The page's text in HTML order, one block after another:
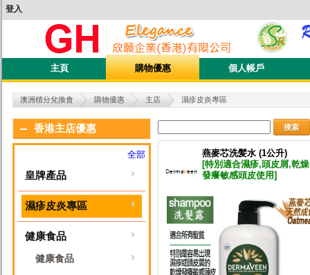
登入
主頁 購物優惠 個人帳戶
澳洲積分兌換會 購物優惠 主店 濕疹皮炎專區
香港主店優惠
全部
皇牌產品
濕疹皮炎專區
健康食品
健康食品
搜索
燕麥芯洗髪水 (1公升)
[特別適合濕疹,頭皮屑,乾燥
發癢敏感頭皮使用]